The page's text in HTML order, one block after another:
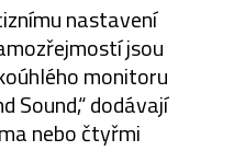
nastavení
jsou
monitoru
Sound,“ dodávají
nebo čtyřmi